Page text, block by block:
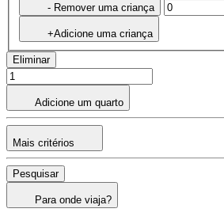
- Remover uma criança
+Adicione uma criança
Eliminar
Adicione um quarto
Mais critérios
Pesquisar
Para onde viaja?